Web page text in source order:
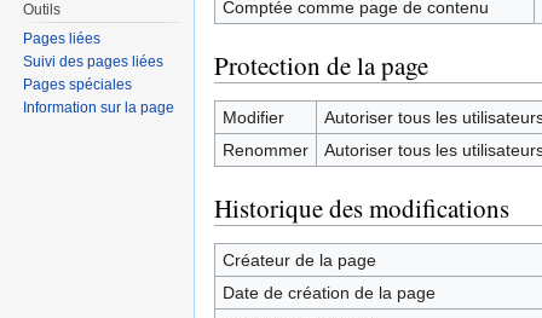
Comptée comme page de contenu
Protection de la page
Modifier
Autoriser tous les
Renommer
Autoriser tous les
Historique des modifications
Créateur de la page
Date de création de la page
Outils
Pages liées
Suivi des pages liées
Pages spéciales
Information sur la page